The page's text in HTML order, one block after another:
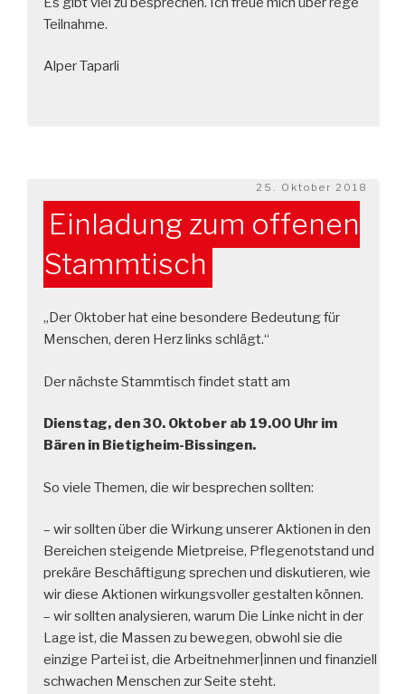
Teilnahme.
Alper Taparli
Veröffentlicht
am
25. Oktober 2018
Einladung zum offenen
Stammtisch
„Der Oktober hat eine besondere Bedeutung für
Menschen, deren Herz links schlägt.“
Der nächste Stammtisch findet statt am
Dienstag, den 30. Oktober ab 19.00 Uhr im
Bären in Bietigheim-Bissingen.
So viele Themen, die wir besprechen sollten:
– wir sollten über die Wirkung unserer Aktionen in den
Bereichen steigende Mietpreise, Pflegenotstand und
prekäre Beschäftigung sprechen und diskutieren, wie
wir diese Aktionen wirkungsvoller gestalten können.
– wir sollten analysieren, warum Die Linke nicht in der
Lage ist, die Massen zu bewegen, obwohl sie die
einzige Partei ist, die Arbeitnehmer|innen und finanziell
schwachen Menschen zur Seite steht.